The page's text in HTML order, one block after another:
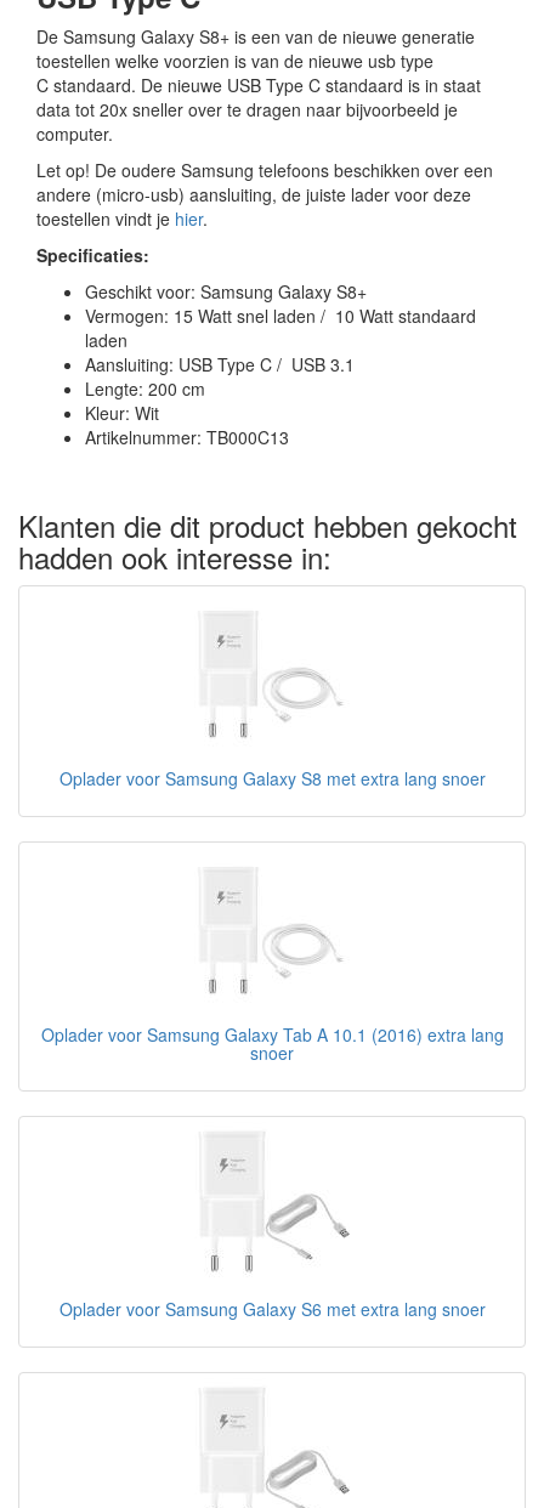
De Samsung Galaxy S8+ is een van de nieuwe generatie
toestellen welke voorzien is van de nieuwe usb type
C standaard. De nieuwe USB Type C standaard is in staat
data tot 20x sneller over te dragen naar bijvoorbeeld je
computer.
Let op! De oudere Samsung telefoons beschikken over een
andere (micro-usb) aansluiting, de juiste lader voor deze
toestellen vindt je hier.
Specificaties:
Geschikt voor: Samsung Galaxy S8+
Vermogen: 15 Watt snel laden / 10 Watt standaard
laden
Aansluiting: USB Type C / USB 3.1
Lengte: 200 cm
Kleur: Wit
Artikelnummer: TB000C13
Klanten die dit product hebben gekocht
hadden ook interesse in:
Oplader voor Samsung Galaxy S8 met extra lang snoer
Oplader voor Samsung Galaxy Tab A 10.1 (2016) extra lang
snoer
Oplader voor Samsung Galaxy S6 met extra lang snoer